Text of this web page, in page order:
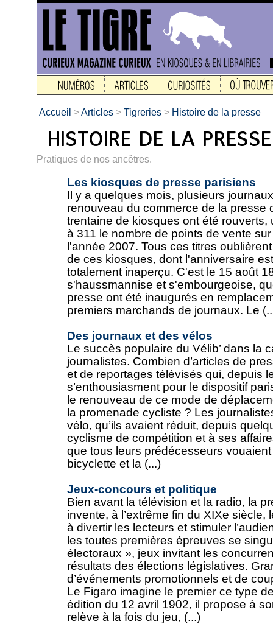
Accueil >Articles > Tigreries > Histoire de la presse
Pratiques de nos ancêtres.
Les kiosques de presse parisiens
Il y a quelques mois, plusieurs
renouveau du commerce de la presse
trentaine de kiosques ont été rouverts,
à 311 le nombre de points de vente
l'année 2007. Tous ces titres
de ces kiosques, dont l'anniversaire
totalement inaperçu. C'est le 15 août
s'haussmannise et s'embourgeoise,
presse ont été inaugurés en
premiers marchands de journaux. Le
Des journaux et des vélos
Le succès populaire du Vélib’ dans la
journalistes. Combien d’articles de
et de reportages télévisés qui, depuis
s’enthousiasment pour le dispositif
le renouveau de ce mode de
la promenade cycliste ? Les
vélo, qu’ils avaient réduit, depuis
cyclisme de compétition et à ses
que tous leurs prédécesseurs
bicyclette et la (...)
Jeux-concours et politique
Bien avant la télévision et la radio, la
invente, à l’extrême fin du XIXe
à divertir les lecteurs et stimuler
les toutes premières épreuves se
électoraux », jeux invitant les
résultats des élections législatives.
d’événements promotionnels et de
Le Figaro imagine le premier ce type
édition du 12 avril 1902, il propose à
relève à la fois du jeu, (...)